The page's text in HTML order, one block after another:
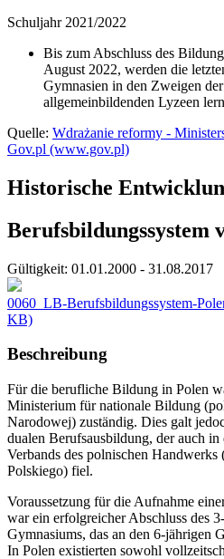
Schuljahr 2021/2022
Bis zum Abschluss des
August 2022, werden die
Gymnasien in den Zweigen
allgemeinbildenden Lyzeen
Quelle: Wdrażanie reformy -
Gov.pl (www.gov.pl)
Historische
Berufsbildungssystem
Gültigkeit: 01.01.2000 - 31.08.2017
0060_LB-Berufsbildungssystem-
KB)
Beschreibung
Für die berufliche Bildung in Polen
Ministerium für nationale Bildung
Narodowej) zuständig. Dies galt
dualen Berufsausbildung, der auch
Verbands des polnischen Handwerks
Polskiego) fiel.
Voraussetzung für die Aufnahme
war ein erfolgreicher Abschluss des
Gymnasiums, das an den 6-jährigen
In Polen existierten sowohl